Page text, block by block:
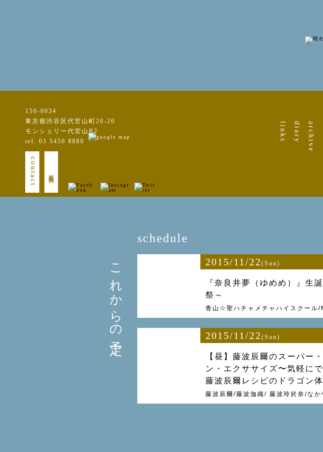
archive
diary
links
150-0034
東京都渋谷区代官山町20-20
モンシェリー代官山B2
tel. 03 5456 8880
contact
これからの予定
schedule
2015/11/22 (Sun)
『奈良井夢（ゆめめ）』生
祭～
青山☆聖ハチャメチャハイスクール/
2015/11/22 (Sun)
【昼】藤波辰爾のスーパー
ン・エクササイズ〜気軽に
藤波辰爾レシピのドラゴン
藤波辰爾/藤波伽織/ 藤波玲於奈/なか